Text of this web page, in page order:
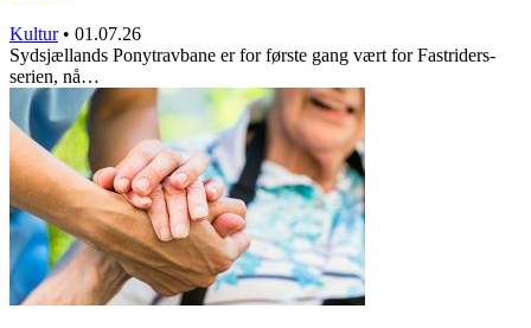
Kultur • 01.07.26
Sydsjællands Ponytravbane er for første gang vært for Fastriders-
serien, nå…